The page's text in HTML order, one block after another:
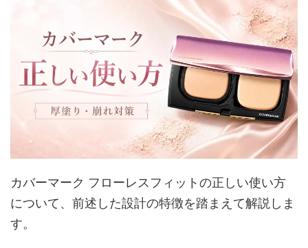
カバーマーク フローレスフィットの正しい使い方
について、前述した設計の特徴を踏まえて解説しま
す。